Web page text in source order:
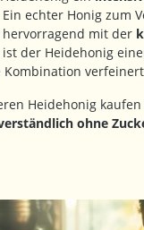
echter Honig zum
mit der
der Heidehonig
Kombination
Heidehonig kaufen
ohne